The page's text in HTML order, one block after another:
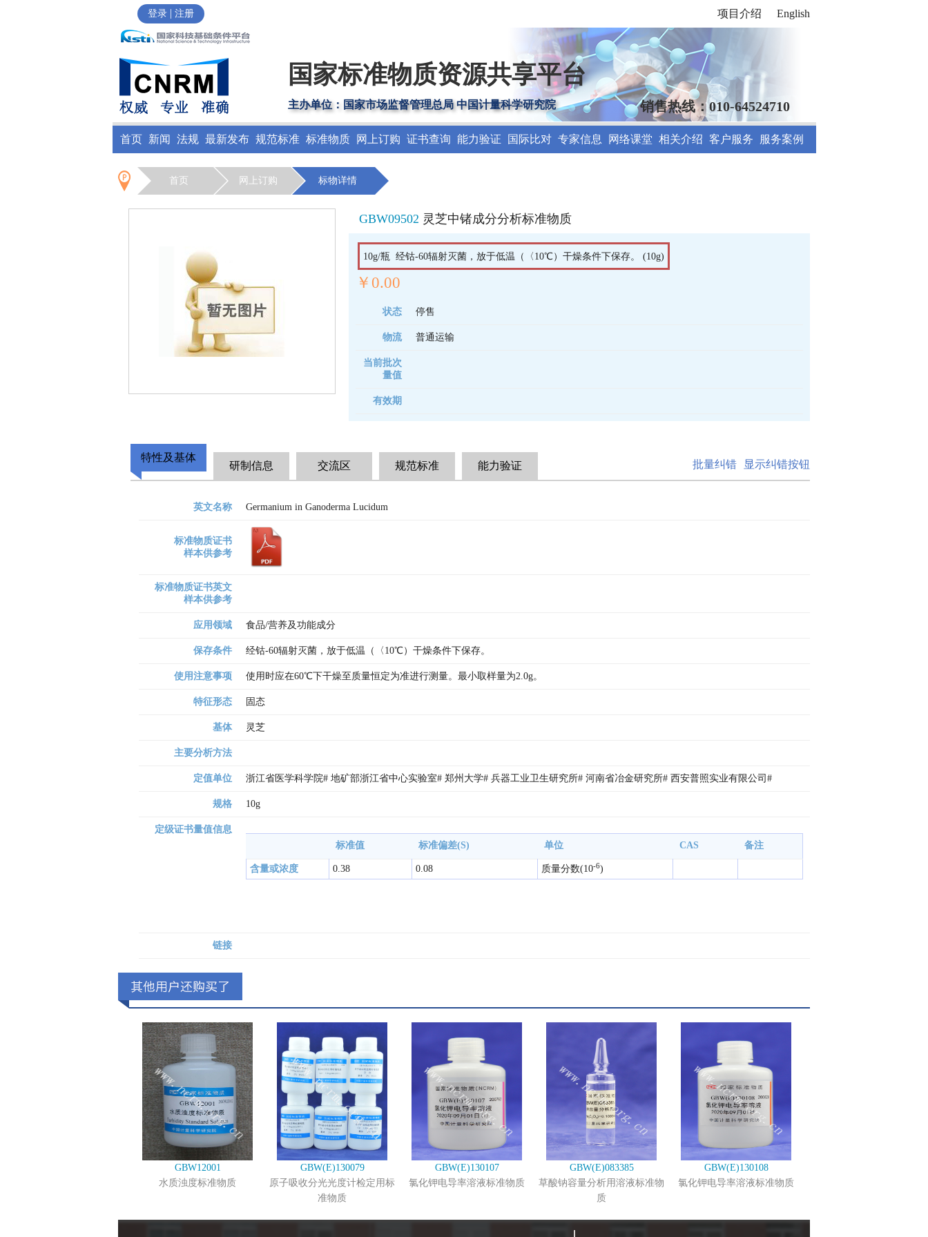
登录 | 注册 项目介绍 English
国家标准物质资源共享平台
主办单位：国家市场监督管理总局 中国计量科学研究院 销售热线：010-64524710
首页 新闻 法规 最新发布 规范标准 标准物质 网上订购 证书查询 能力验证 国际比对 专家信息 网络课堂 相关介绍 客户服务 服务案例
首页 网上订购 标物详情
GBW09502 灵芝中锗成分分析标准物质
10g/瓶 经钴-60辐射灭菌，放于低温（〈10℃）干燥条件下保存。 (10g)
￥0.00
状态 停售
物流 普通运输
当前批次
量值
有效期
特性及基体
研制信息 交流区 规范标准 能力验证 显示纠错按钮
批量纠错
英文名称 Germanium in Ganoderma Lucidum
标准物质证书
样本供参考
标准物质证书英文
样本供参考
应用领域 食品/营养及功能成分
保存条件 经钴-60辐射灭菌，放于低温（〈10℃）干燥条件下保存。
使用注意事项 使用时应在60℃下干燥至质量恒定为准进行测量。最小取样量为2.0g。
特征形态 固态
基体 灵芝
主要分析方法
定值单位 浙江省医学科学院# 地矿部浙江省中心实验室# 郑州大学# 兵器工业卫生研究所# 河南省冶金研究所# 西安普照实业有限公司#
规格 10g
定级证书量值信息
标准值
标准偏差(S) 单位 CAS 备注
含量或浓度 0.38 0.08 质量分数(10-6)
链接
GBW12001
水质浊度标准物质
GBW(E)130079
原子吸收分光光度计检定用标
准物质
GBW(E)130107
氯化钾电导率溶液标准物质
GBW(E)083385
草酸钠容量分析用溶液标准物
质
GBW(E)130108
氯化钾电导率溶液标准物质